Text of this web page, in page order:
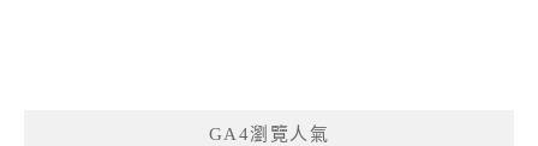
GA4瀏覽人氣